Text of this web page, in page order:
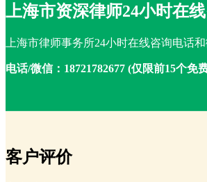
上海市资深律师24小时在
上海市律师事务所24小时在线咨询电话
电话/微信：18721782677 (仅限前15个免
客户评价